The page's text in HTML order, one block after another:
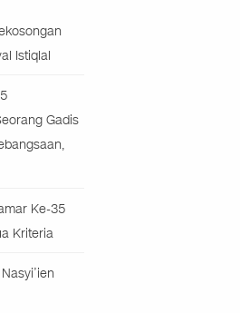
Istiqlal
Gadis
Ke-35
Kriteria